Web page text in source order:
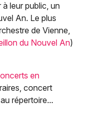
leur public, un
An. Le plus
de Vienne,
du Nouvel An)
en
concert
répertoire...